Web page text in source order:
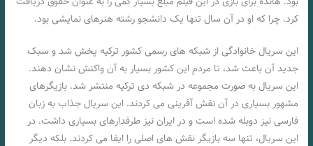
کرد. چرا که او در آن سال تنها یک دانشجو رشته هنرهای نمایشی بود.
این سریال خانوادگی از شبکه های رسمی کشور ترکیه پخش شد و سبک
جدید آن باعث شد، تا مردم این کشور بسیار به آن واکنش نشان دهند.
این سریال به صورت مجموعه در شبکه دی ترکیه منتشر شد. بازیگرهای
مشهور بسیاری در آن نقش آفرینی می کردند. این سریال جذاب به زبان
فارسی نیز دوبله شده است و در ایران نیز طرفدارهای بسیاری داشت. در
این سریال، تنها سه بازیگر نقش های اصلی را ایفا می کردند. بلکه دیگر